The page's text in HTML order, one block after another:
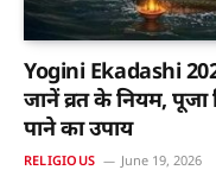
Yogini Ekadashi
जानें व्रत के नियम,
पाने का उपाय
RELIGIOUS June 19, 2026